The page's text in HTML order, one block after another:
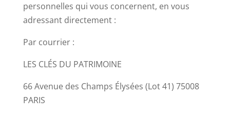
personnelles qui vous concernent, en vous
adressant directement :
Par courrier :
LES CLÉS DU PATRIMOINE
66 Avenue des Champs Élysées (Lot 41) 75008
PARIS